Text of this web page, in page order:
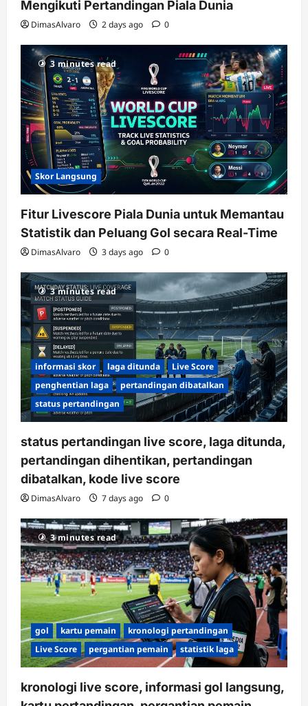
Mengikuti Pertandingan Piala Dunia
DimasAlvaro 2 days ago 0
3 minutes read
Skor Langsung
Fitur Livescore Piala Dunia untuk Memantau
Statistik dan Peluang Gol secara Real-Time
DimasAlvaro 3 days ago 0
3 minutes read
informasi skor laga ditunda
Live Score
penghentian laga
pertandingan dibatalkan
status pertandingan
status pertandingan live score, laga ditunda,
pertandingan dihentikan, pertandingan
dibatalkan, kode live score
DimasAlvaro 7 days ago 0
3 minutes read
gol kartu pemain
kronologi pertandingan
Live Score
pergantian pemain statistik laga
kronologi live score, informasi gol langsung,